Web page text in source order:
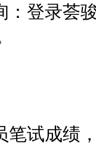
登录荟骏
试成绩，